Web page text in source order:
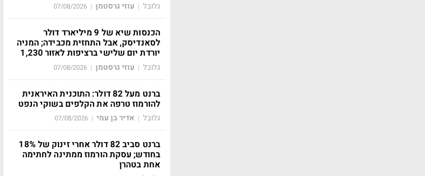
גלובל | עוזי גרסטמן |
07/08/2026
הכנסות שיא של 9 מיליארד דולר
לסאנדיסק, אבל התחזית מכבידה; המניה
יורדת יום שלישי ברציפות לאזור 1,230
גלובל | עוזי גרסטמן |
07/08/2026
ברנט מעל 82 דולר: התוכנית האיראנית
להורמוז טרפה את הקלפים בשוקי הנפט
גלובל | אדיר בן עמי |
07/08/2026
ברנט סביב 82 דולר אחרי זינוק של 18%
בחודש; עסקת הורמוז ממתינה לחתימה
אחת בטהרן